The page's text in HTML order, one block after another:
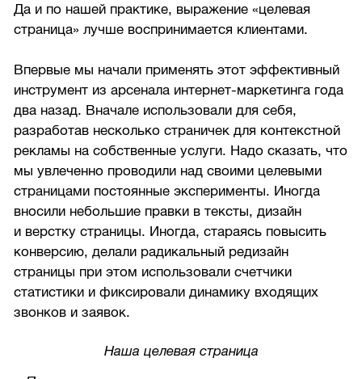
Да и по нашей практике, выражение «целевая
страница» лучше воспринимается клиентами.
Впервые мы начали применять этот эффективный
инструмент из арсенала интернет-маркетинга года
два назад. Вначале использовали для себя,
разработав несколько страничек для контекстной
рекламы на собственные услуги. Надо сказать, что
мы увлеченно проводили над своими целевыми
страницами постоянные эксперименты. Иногда
вносили небольшие правки в тексты, дизайн
и верстку страницы. Иногда, стараясь повысить
конверсию, делали радикальный редизайн
страницы при этом использовали счетчики
статистики и фиксировали динамику входящих
звонков и заявок.
Наша целевая страница